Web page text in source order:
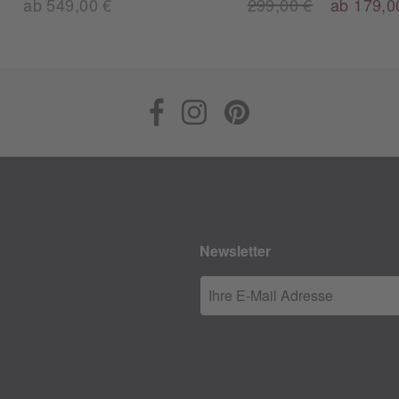
Newsletter
Ihre E-Mail Adresse